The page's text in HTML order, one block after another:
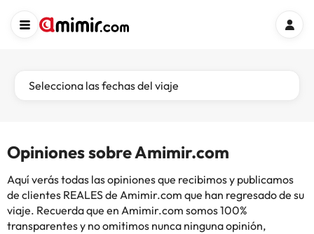
Selecciona las fechas del viaje
Opiniones sobre Amimir.com
Aquí verás todas las opiniones que recibimos y publicamos
de clientes REALES de Amimir.com que han regresado de su
viaje. Recuerda que en Amimir.com somos 100%
transparentes y no omitimos nunca ninguna opinión,